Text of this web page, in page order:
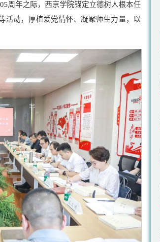
周年之际，西京学院锚定立德树人根本任
活动，厚植爱党情怀、凝聚师生力量，以